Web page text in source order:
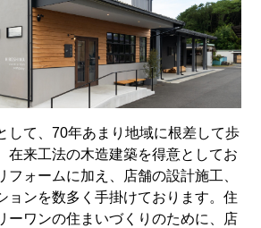
して、70年あまり地域に根差して歩
在来工法の木造建築を得意としてお
フォームに加え、店舗の設計施工、
ョンを数多く手掛けております。住
ーワンの住まいづくりのために、店